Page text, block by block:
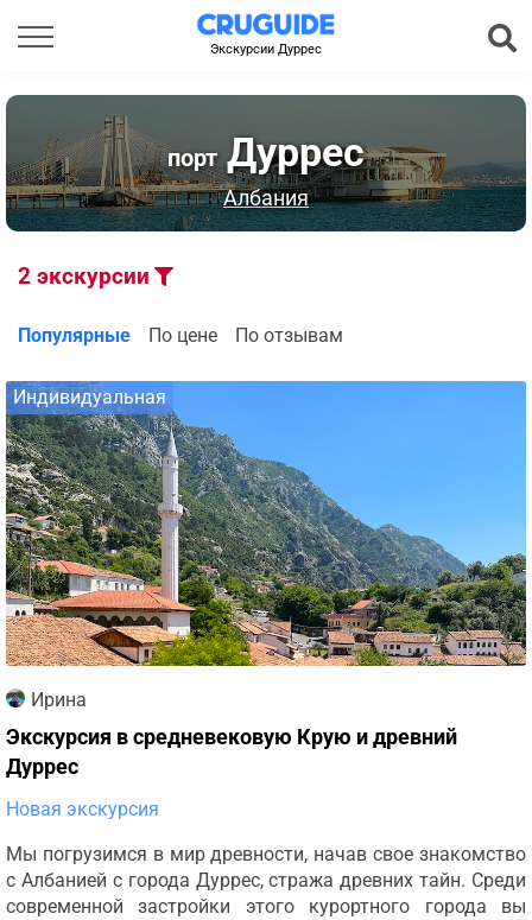
Экскурсии Дуррес
портДуррес
Албания
2 экскурсии
Популярные По цене По отзывам
Индивидуальная
Ирина
Экскурсия в средневековую Крую и древний
Дуррес
Новая экскурсия
Мы погрузимся в мир древности, начав свое знакомство
с Албанией с города Дуррес, стража древних тайн. Среди
современной застройки этого курортного города вы